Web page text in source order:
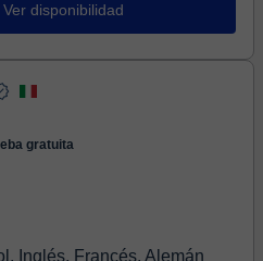
Ver disponibilidad
gratuita
Inglés, Francés, Alemán